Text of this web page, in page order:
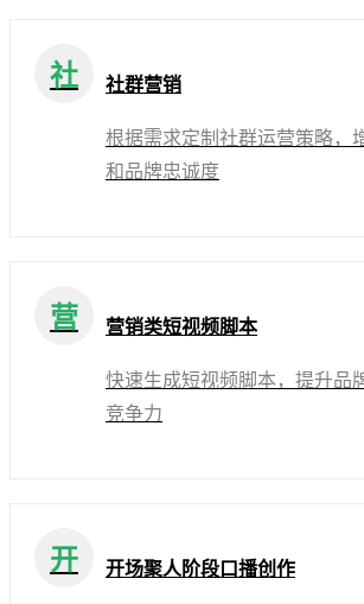
社 社群营销
根据需求定制社群运营策略，
和品牌忠诚度
营 营销类短视频脚本
快速生成短视频脚本，提升品
竞争力
开 开场聚人阶段口播创作